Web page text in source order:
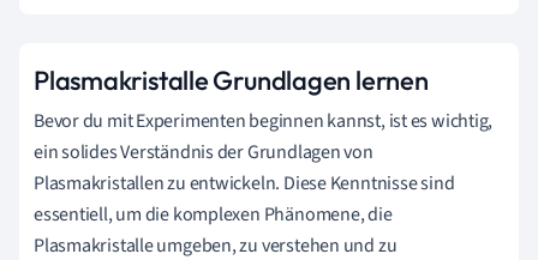
Plasmakristalle Grundlagen lernen
Bevor du mit Experimenten beginnen kannst, ist es wichtig,
ein solides Verständnis der Grundlagen von
Plasmakristallen zu entwickeln. Diese Kenntnisse sind
essentiell, um die komplexen Phänomene, die
Plasmakristalle umgeben, zu verstehen und zu